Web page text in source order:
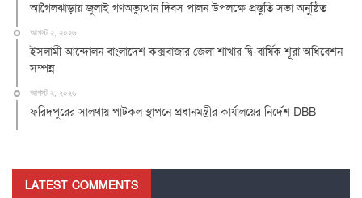
আগৈলঝাড়ায় জুলাই গণঅভ্যুত্থান দিবস পালন উপলক্ষে প্রস্তুতি সভা অনুষ্ঠিত
আগস্ট ২, ২০২৬
ইসলামী আন্দোলন বাংলাদেশ কক্সবাজার জেলা শাখার দ্বি-বার্ষিক শূরা অধিবেশন
সম্পন্ন
আগস্ট ২, ২০২৬
ফরিদপুরের সালথায় পাটকল স্থাপনে প্রধানমন্ত্রীর কার্যালয়ের নির্দেশ DBB
LATEST COMMENTS